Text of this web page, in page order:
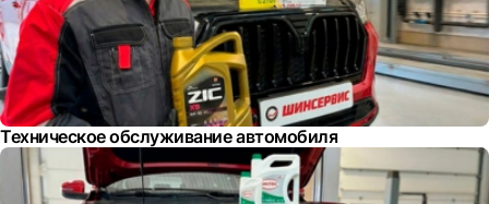
Техническое обслуживание автомобиля